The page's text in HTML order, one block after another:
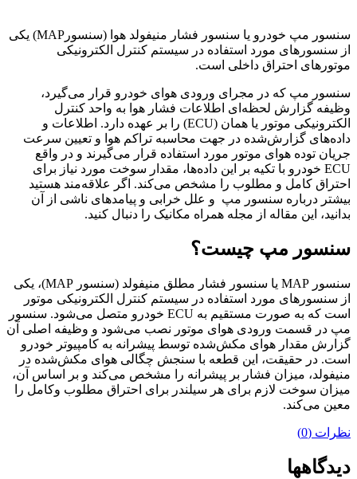
سنسور مپ خودرو یا سنسور فشار منیفولد هوا (سنسورMAP) یکی
از سنسور‌های مورد استفاده در سیستم کنترل الکترونیکی
موتورهای احتراق داخلی است.
سنسور مپ که در مجرای ورودی هوای خودرو قرار می‌گیرد،
وظیفه گزارش لحظه‌ای اطلاعات فشار هوا به واحد کنترل
الکترونیکی موتور یا همان (ECU) را بر عهده دارد. اطلاعات و
داده‌های گزارش‌شده در جهت محاسبه تراکم هوا و تعیین سرعت
جریان توده هوای موتور مورد استفاده قرار می‌گیرند و در واقع
ECU خودرو با تکیه ‌بر این داده‌ها، مقدار سوخت مورد نیاز برای
احتراق کامل و مطلوب را مشخص می‌کند. اگر علاقه‌مند هستید
بیشتر درباره سنسور مپ و علل خرابی و پیامدهای ناشی از آن
بدانید، این مقاله از مجله همراه مکانیک را دنبال کنید.
سنسور مپ چیست؟
سنسور MAP یا سنسور فشار مطلق منیفولد (سنسور MAP)، یکی
از سنسورهای مورد استفاده در سیستم کنترل الکترونیکی موتور
است که به ‌صورت مستقیم به ECU خودرو متصل می‌شود. سنسور
مپ در قسمت ورودی هوای موتور نصب می‌شود و وظیفه اصلی آن
گزارش مقدار هوای مکش‌شده توسط پیشرانه به کامپیوتر خودرو
است. در حقیقت، این قطعه با سنجش چگالی هوای مکش‌شده در
منیفولد، میزان فشار بر پیشرانه را مشخص می‌کند و بر اساس آن،
میزان سوخت لازم برای هر سیلندر برای احتراق مطلوب وکامل را
معین می‌کند.
نظرات (0)
دیدگاهها